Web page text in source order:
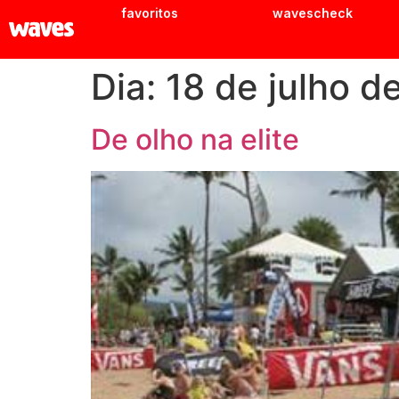
favoritos wavescheck
Dia: 18 de julho
De olho na elite